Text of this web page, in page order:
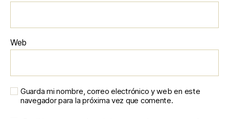
Web
Guarda mi nombre, correo electrónico y web en este
navegador para la próxima vez que comente.